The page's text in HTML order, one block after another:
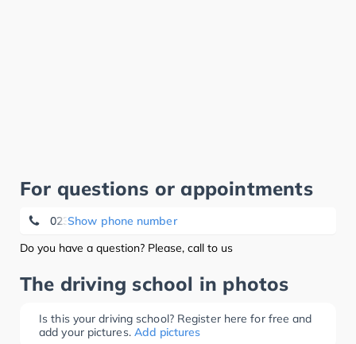
For questions or appointments
Show phone number
0234 75181
Do you have a question? Please, call to us
The driving school in photos
Is this your driving school? Register here for free and
add your pictures. Add pictures